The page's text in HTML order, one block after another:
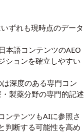
ずれも現時点のデータ
本語コンテンツのAEO
ションを確立しやすい
深度のある専門コン
製薬分野の専門的記述
ンテンツもAIに参照さ
判断する可能性を高め